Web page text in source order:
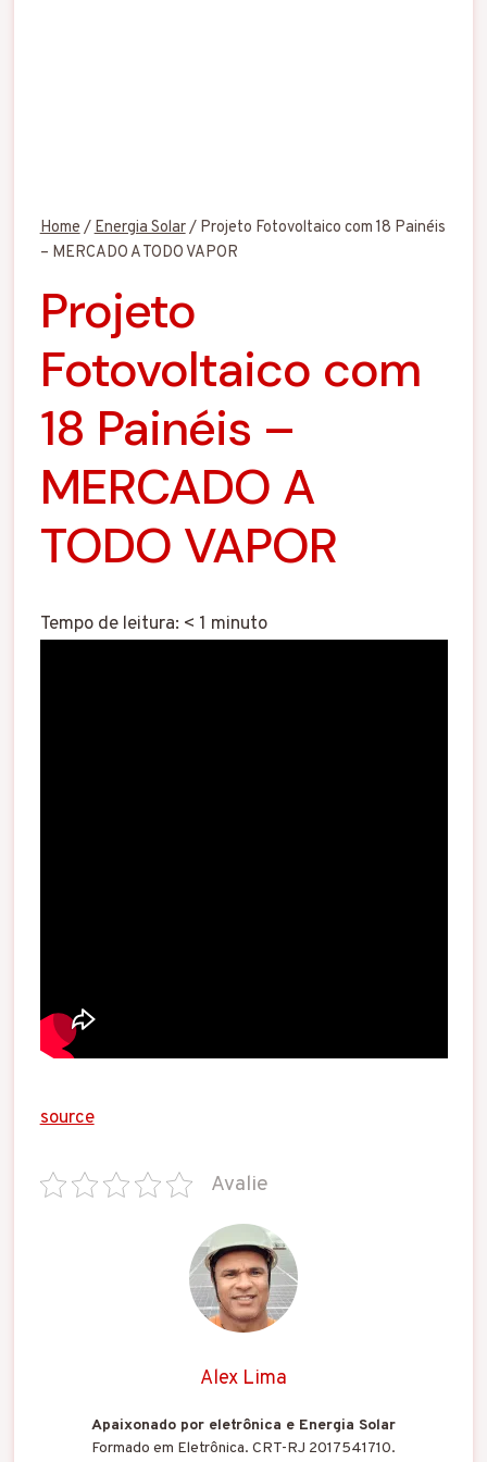
Home/Energia Solar/ Projeto Fotovoltaico com 18 Painéis
– MERCADO A TODO VAPOR
Projeto
Fotovoltaico com
18 Painéis –
MERCADO A
TODO VAPOR
Tempo de leitura: < 1 minuto
source
Avalie
Alex Lima
Apaixonado por eletrônica e Energia Solar
Formado em Eletrônica. CRT-RJ 2017541710.